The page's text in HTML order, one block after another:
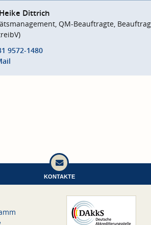
Dittrich
QM-Beauftragte,
9572-1480
KONTAKTE